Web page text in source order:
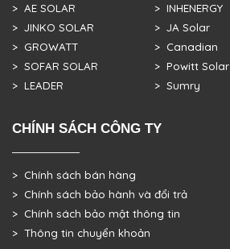
> AE SOLAR
> JINKO SOLAR
> GROWATT
> SOFAR SOLAR
> LEADER
> INHENERGY
> JA Solar
> Canadian
> Powitt Solar
> Sumry
CHÍNH SÁCH CÔNG TY
> Chính sách bán hàng
> Chính sách bảo hành và đổi trả
> Chính sách bảo mật thông tin
> Thông tin chuyển khoản